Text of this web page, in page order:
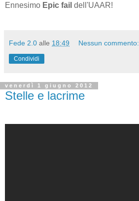
Ennesimo Epic fail dell'UAAR!
Fede 2.0 alle 18:49 Nessun commento:
Condividi
venerdì 1 giugno 2012
Stelle e lacrime